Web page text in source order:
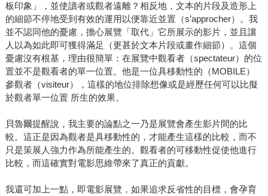
板印象」，並使讀者或觀者遠離？相反地，文本的片段及造形上
的細節不停地受到有效的運用以便靠近並置（s’approcher）。我
並不認同他的憂慮，擔心展覽「取代」它所展示的影片，並且讓
人以為如此即可獲得滿足（更甚於文本片段或畫作細節）。這個
憂慮沒有根基，理由很簡單：在展覽中觀看者（spectateur）的位
置並不是觀看者的單一位置。他是一位具移動性的（MOBILE）
參觀者（visiteur），這樣的地位排除想像或是經歷任何可以比擬
於觀者單一位置 所生的效果。
貝魯爾提醒說，我主要的論點之一乃是展覽會產生影片間的比
較。這正是因為觀者是具移動性的，才能產生這樣的比較，而不
只是策展人強力作為所能產生的。觀看者的可移動性促使他進行
比較，而這確實對電影思維帶來了真正的貢獻。
我還可加上一點，即電影展覽，如果追求反省性的目標，會孕育